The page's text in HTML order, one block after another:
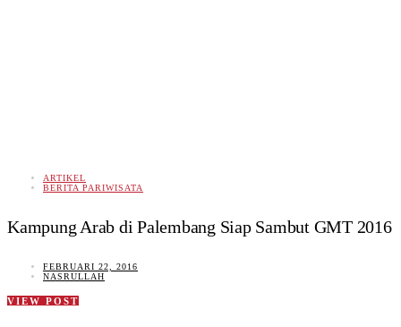
ARTIKEL
BERITA PARIWISATA
Kampung Arab di Palembang Siap Sambut GMT 2016
FEBRUARI 22, 2016
NASRULLAH
VIEW POST